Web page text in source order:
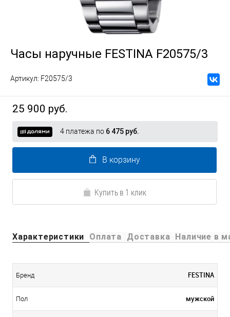
Часы наручные FESTINA F20575/3
Артикул: F20575/3
25 900 руб.
4 платежа по 6 475 руб.
В корзину
Купить в 1 клик
Характеристики Оплата Доставка Наличие в
Бренд FESTINA
Пол мужской